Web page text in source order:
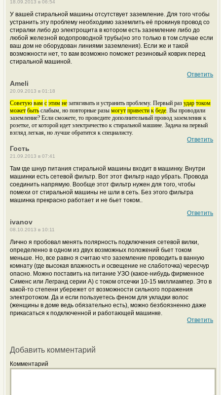
18.09.2013 в 06:54
У вашей стиральной машины отсутствует заземление. Для того чтобы
устранить эту проблему необходимо заземлить её прокинув провод со
стиралки либо до электрощита в котором есть заземление либо до
любой железной водопроводной трубы(но это только в том случае если
ваш дом не оборудован линиями заземления). Если же и такой
возможности нет, то вам возможно поможет резиновый коврик перед
стиральной машиной.
Ответить
Ameli
20.09.2013 в 01:18
Советую вам с этим незатягивать и устранить проблему. Первый раз удар током
может бытьслабым, но повторные разы могут привести к беде. Вы проводили
заземление? Если сможете, то проведите дополнительный провод заземления к
розетке, от которой идет электричество к стиральной машине. Задача на первый
взгляд легкая, но лучше обратится к специалисту.
Ответить
Гость
21.09.2013 в 07:41
Там где шнур питания стиральной машины входит в машинку. Внутри
машинки есть сетевой фильтр. Вот этот фильтр надо убрать. Провода
соединить напрямую. Вообще этот фильтр нужен для того, чтобы
помехи от стиральной машины не шли в сеть. Без этого фильтра
машинка прекрасно работает и не бьет током..
Ответить
ivanov
08.10.2013 в 10:11
Лично я пробовал менять полярность подключения сетевой вилки,
определенно в одном из двух возможных положений бьет током
меньше. Но, все равно я считаю что заземление проводить в ванную
комнату (где высокая влажность и освещение не слаботочка) чересчур
опасно. Можно поставить на питание УЗО (какое-нибудь фирменное
Сименс или Легранд серии А) с током отсечки 10-15 миллиампер. Это в
какой-то степени убережет от возможности сильного поражения
электротоком. Да и если пользуетесь феном для укладки волос
(женщины в доме ведь обязательно есть), можно безбоязненно даже
прикасаться к подключенной и работающей машинке.
Ответить
Добавить комментарий
Комментарий